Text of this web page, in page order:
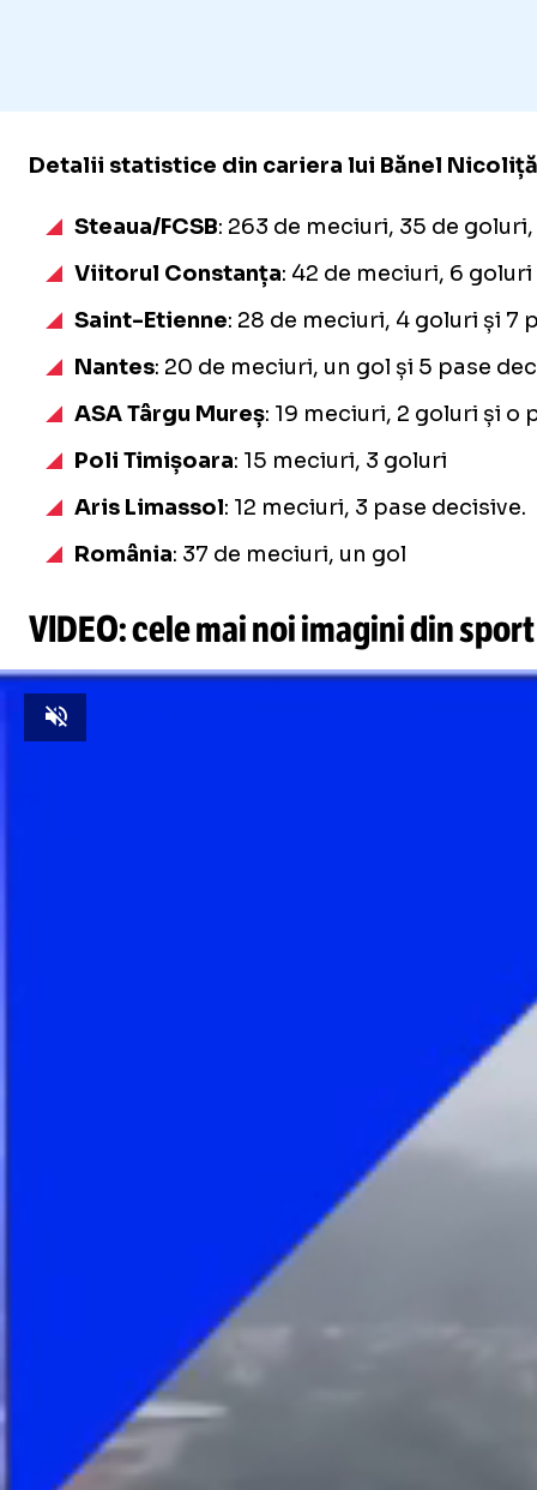
Detalii statistice din cariera lui Bănel
Steaua/FCSB: 263 de meciuri, 35 de
Viitorul Constanța: 42 de meciuri, 6
Saint-Etienne: 28 de meciuri, 4 goluri și 7
Nantes: 20 de meciuri, un gol și 5 pase
ASA Târgu Mureș: 19 meciuri, 2 goluri și o
Poli Timișoara: 15 meciuri, 3 goluri
Aris Limassol: 12 meciuri, 3 pase decisive.
România: 37 de meciuri, un gol
VIDEO: cele mai noi imagini din sport
Unmute